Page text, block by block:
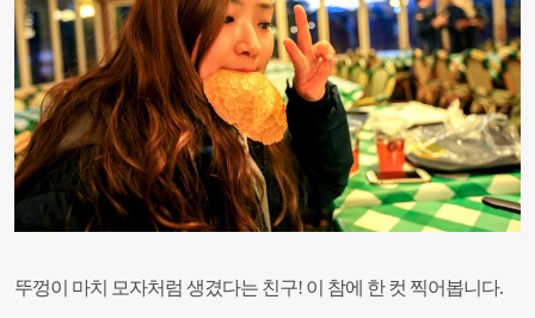
뚜껑이 마치 모자처럼 생겼다는 친구! 이 참에 한 컷 찍어봅니다.